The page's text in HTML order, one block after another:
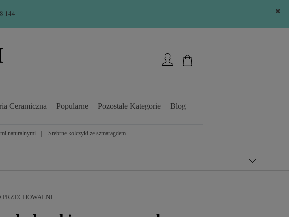
144
Ceramiczna Popularne Pozostałe Kategorie Blog
naturalnymi Srebrne kolczyki ze szmaragdem
PRZECHOWALNI